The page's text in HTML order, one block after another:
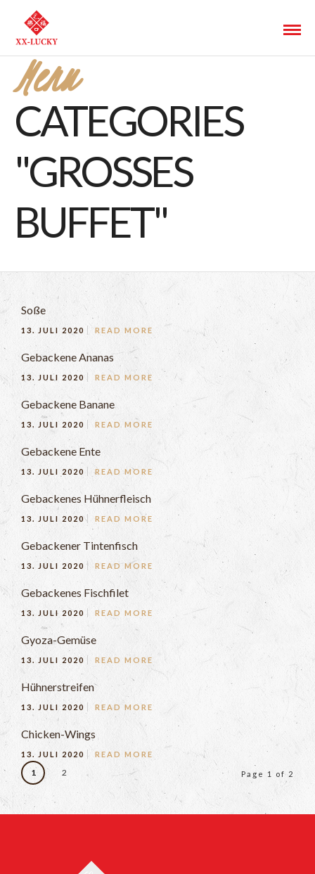
Menu
CATEGORIES
"GROSSES B
UFFET"
Soße
13. JULI 2020 READ MORE
Gebackene Ananas
13. JULI 2020 READ MORE
Gebackene Banane
13. JULI 2020 READ MORE
Gebackene Ente
13. JULI 2020 READ MORE
Gebackenes Hühnerfleisch
13. JULI 2020 READ MORE
Gebackener Tintenfisch
13. JULI 2020 READ MORE
Gebackenes Fischfilet
13. JULI 2020 READ MORE
Gyoza-Gemüse
13. JULI 2020 READ MORE
Hühnerstreifen
13. JULI 2020 READ MORE
Chicken-Wings
13. JULI 2020 READ MORE
1 2 Page 1 of 2